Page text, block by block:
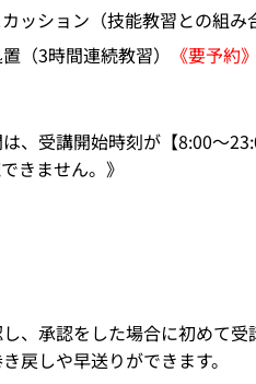
ション（技能教習との組み
3時間連続教習）
《要予約》
、受講開始時刻が【8:00〜
きません。》
、承認をした場合に初めて
戻しや早送りができます。